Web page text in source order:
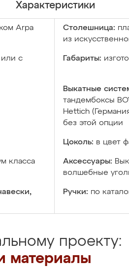
Характеристики
Arpa
Столешница:
из
с
Габариты:
Выкатные
тандембоксы
Hettich
без этой опции
Цоколь: в цвет
класса
Аксессуары:
волшебные
Ручки: по
проекту:
материалы